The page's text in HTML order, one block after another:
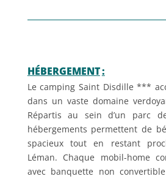
HÉBERGEMENT:
Le camping Saint Disdille ***
dans un vaste domaine
Répartis au sein d’un parc
hébergements permettent de
spacieux tout en restant
Léman. Chaque mobil-home
avec banquette non